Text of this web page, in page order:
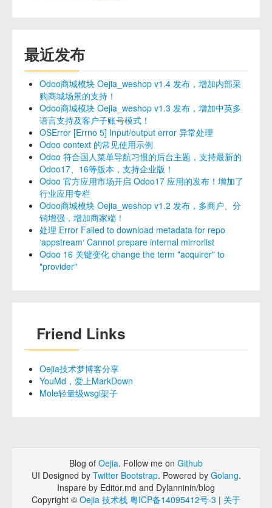
最近发布
Odoo商城模块 Oejia_weshop v1.4 发布，增加内部采
购商城场景的支持！
Odoo商城模块 Oejia_weshop v1.3 发布，增加中英多
语言支持及客户子账号模式！
OSError [Errno 5] Input/output error 异常处理
Odoo context 的常见使用示例
Odoo 符合国人菜单导航习惯的后台主题，支持最新的
Odoo17、16等版本，支持企业版！
Odoo 官方应用市场开启 Odoo17 应用的发布！增加了
行业应用专栏
Odoo商城模块 Oejia_weshop v1.2 发布，多商户、分
销增强，增加商家端！
处理 Error Failed to download metadata for repo
‘appstream‘ Cannot prepare internal mirrorlist
Odoo 16 关键变化 change the term "acquirer" to
"provider"
Friend Links
Oejia技术梦博客分享
YouMd，爱上MarkDown
Mole轻量级wsgi架子
Blog of Oejia. Follow me on Github
UI Designed by Twitter Bootstrap. Powered by Golang.
Inspare by Editor.md and Dylanninin/blog
Copyright © Oejia 技术栈 粤ICP备14095412号-3 | 关于